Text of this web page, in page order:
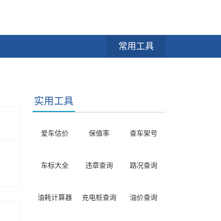
常用工具
实用工具
爱车估价 保值率 查车架号
车标大全 违章查询 路况查询
油耗计算器 充电桩查询 油价查询